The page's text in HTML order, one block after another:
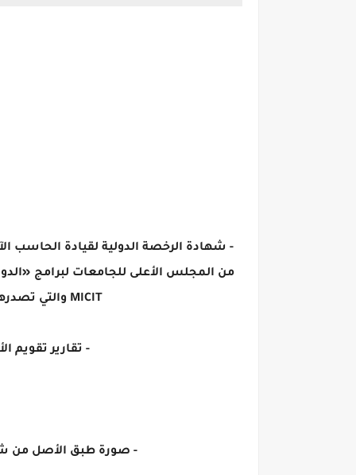
MICIT والتي تصدرها شركة MKCL، والدبلوم الدولي في مهارات تقنية المعلومات Cambridge IT Skills 6».
- تقارير تقويم
- صورة طبق الأصل من